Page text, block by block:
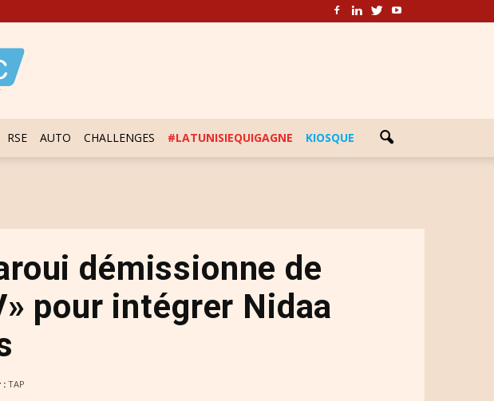
RSE AUTO CHALLENGES #LATUNISIEQUIGAGNE KIOSQUE
démissionne de
pour intégrer Nidaa
: TAP